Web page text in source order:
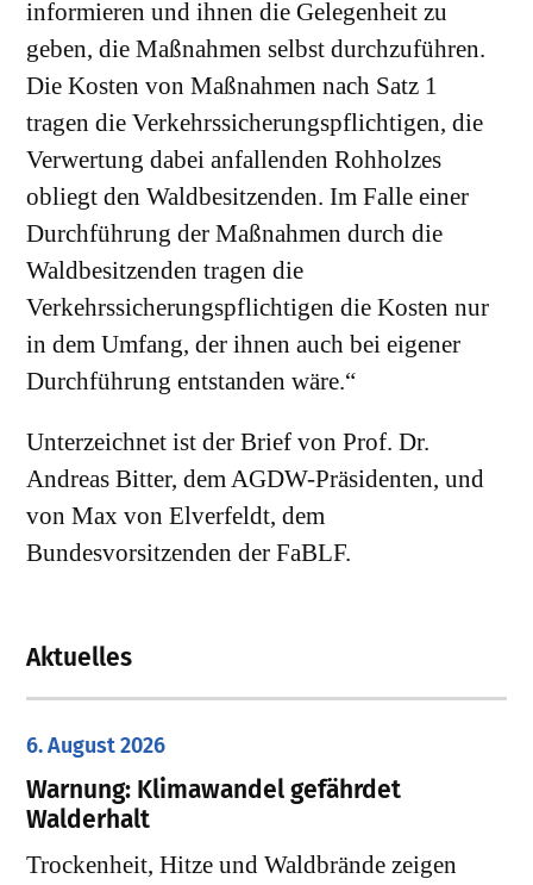
informieren und ihnen die Gelegenheit zu
geben, die Maßnahmen selbst durchzuführen.
Die Kosten von Maßnahmen nach Satz 1
tragen die Verkehrssicherungspflichtigen, die
Verwertung dabei anfallenden Rohholzes
obliegt den Waldbesitzenden. Im Falle einer
Durchführung der Maßnahmen durch die
Waldbesitzenden tragen die
Verkehrssicherungspflichtigen die Kosten nur
in dem Umfang, der ihnen auch bei eigener
Durchführung entstanden wäre.“
Unterzeichnet ist der Brief von Prof. Dr.
Andreas Bitter, dem AGDW-Präsidenten, und
von Max von Elverfeldt, dem
Bundesvorsitzenden der FaBLF.
Aktuelles
6. August 2026
Warnung: Klimawandel gefährdet
Walderhalt
Trockenheit, Hitze und Waldbrände zeigen